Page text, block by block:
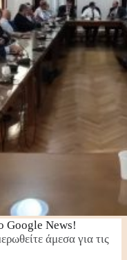
Google News!
άμεσα για τις